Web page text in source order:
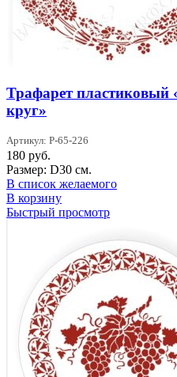
Трафарет пластиковый
круг»
Артикул: Р-65-226
180 руб.
Размер: D30 см.
В список желаемого
В корзину
Быстрый просмотр